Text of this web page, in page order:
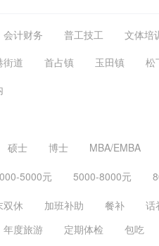
会计财务 普工技工 文体培
网络硬件 机械仪
街道 ​首占镇 ​玉田镇 松
硕士 博士
MBA/EMBA
5000元 5000-8000元
双休 加班补助 餐补 话
年度旅游 定期体检 包吃